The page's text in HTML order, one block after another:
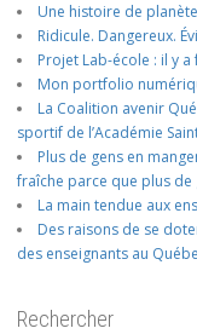
Une histoire de
Ridicule. Dangereux.
Projet Lab-école : il y
Mon portfolio
La Coalition avenir
sportif de l’Académie
Plus de gens en
fraîche parce que plus de
La main tendue aux
Des raisons de se
des enseignants au
Rechercher